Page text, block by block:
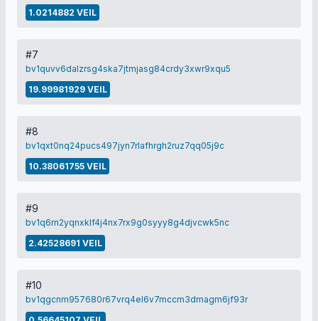
1.0214882 VEIL
#7
bv1quvv6dalzrsg4ska7jtmjasg84crdy3xwr9xqu5
19.99981929 VEIL
#8
bv1qxt0nq24pucs497jyn7rlafhrgh2ruz7qq05j9c
10.38061755 VEIL
#9
bv1q6rn2yqnxklf4j4nx7rx9g0syyy8g4djvcwk5nc
2.42528691 VEIL
#10
bv1qgcnm957680r67vrq4el6v7mccm3dmagm6jf93r